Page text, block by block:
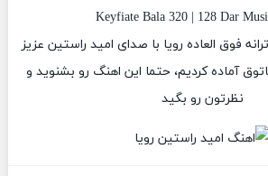
Keyfiate Bala 320 | 128 Dar
فوق العاده رویا با صدای امید راستین عزیز
آماده کردیم، حتما این اهنگ رو بشنوید و
نظرتون رو بگید